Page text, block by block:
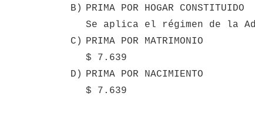
B)
PRIMA POR HOGAR CONSTITUIDO
Se aplica el régimen de la
C)
PRIMA POR MATRIMONIO
$ 7.639
D)
PRIMA POR NACIMIENTO
$ 7.639